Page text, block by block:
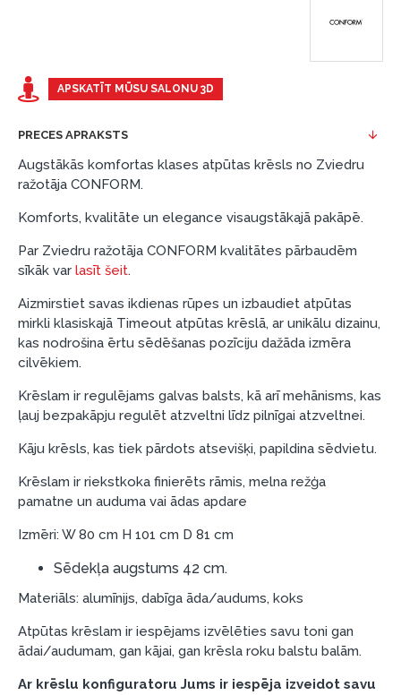
priekšrocības bez pirmās iemaksas un ar nomaksas
Piemērs: Preces cena 300 €, termiņš: 12 mēneši,
pirmā iemaksa: 0 €, ikmēneša maksājums: 25 €,
salonu Dārzciema ielā 91, Rīga, Latvija.
nepieciešams Smart-ID, eParaksts eID, eParaksts
Luminor, SEB vai Citadele).
Līguma nosacījumi:
Līzinga līgumu drīkst parakstīt tikai tā persona,
kura ir norādīta kredīta saņemšanas līgumā.
Papildu informācija:
Pirms kredīta noformēšanas, lūdzam iepazīties ar
preču piegādes noteikumiem
, kā arī
garantijas un atgriesanas noteikumiem
Finansiālā atbildība:
lūdzu, izvērtējiet savas finansiālās iespējas.
APSKATĪT MŪSU SALONU 3D
PRECES APRAKSTS
Augstākās komfortas klases atpūtas krēsls no Zviedru
ražotāja CONFORM.
Komforts, kvalitāte un elegance visaugstākajā pakāpē.
Par Zviedru ražotāja CONFORM kvalitātes pārbaudēm
sīkāk var lasīt šeit.
Aizmirstiet savas ikdienas rūpes un izbaudiet atpūtas
mirkli klasiskajā Timeout atpūtas krēslā, ar unikālu dizainu,
kas nodrošina ērtu sēdēšanas pozīciju dažāda izmēra
cilvēkiem.
Krēslam ir regulējams galvas balsts, kā arī mehānisms, kas
ļauj bezpakāpju regulēt atzveltni līdz pilnīgai atzveltnei.
Kāju krēsls, kas tiek pārdots atsevišķi, papildina sēdvietu.
Krēslam ir riekstkoka finierēts rāmis, melna režģa
pamatne un auduma vai ādas apdare
Izmēri: W 80 cm H 101 cm D 81 cm
Sēdekļa augstums 42 cm.
Materiāls: alumīnijs, dabīga āda/audums, koks
Atpūtas krēslam ir iespējams izvēlēties savu toni gan
ādai/audumam, gan kājai, gan krēsla roku balstu balām.
Ar krēslu konfiguratoru Jums ir iespēja izveidot savu